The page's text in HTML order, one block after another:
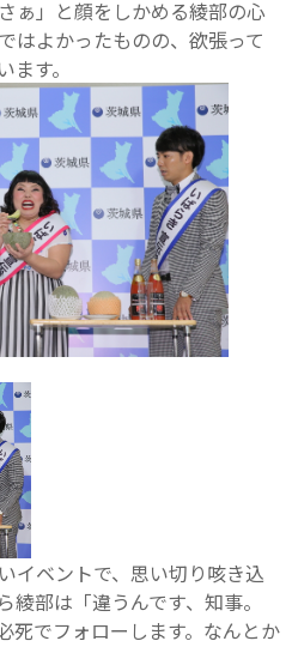
ぁ」と顔をしかめる綾部の心
はよかったものの、欲張って
す。
イベントで、思い切り咳き込
部は「違うんです、知事。
死でフォローします。なんとか